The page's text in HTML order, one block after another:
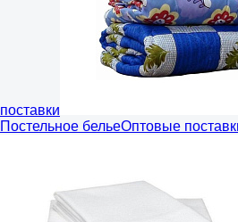
поставки
Постельное бельеОптовые